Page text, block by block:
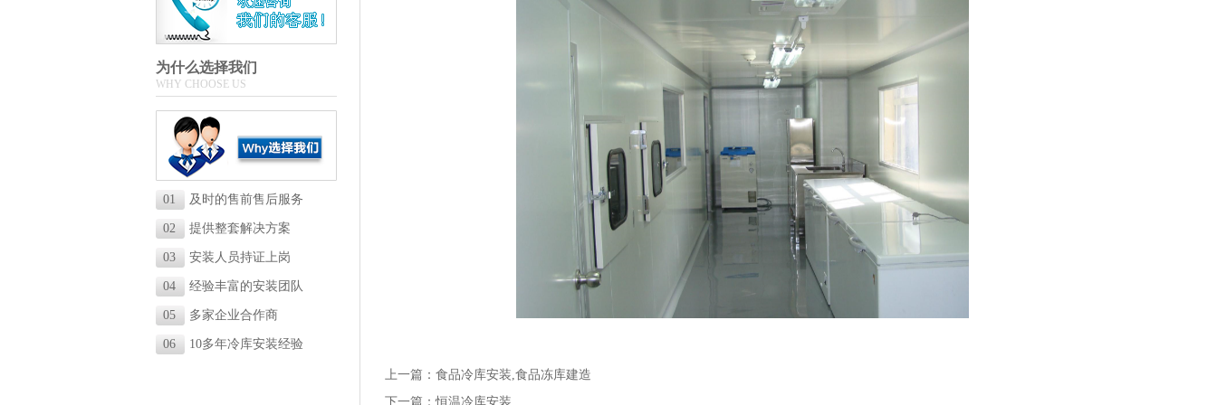
为什么选择我们
WHY CHOOSE US
01 及时的售前售后服务
02 提供整套解决方案
03 安装人员持证上岗
04 经验丰富的安装团队
05 多家企业合作商
06 10多年冷库安装经验
上一篇： 食品冷库安装,食品冻库建造
下一篇：恒温冷库安装